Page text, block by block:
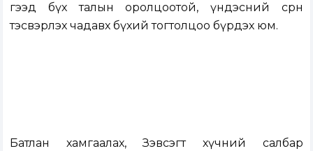
гээд бүх талын оролцоотой, үндэсний сөрөн
тэсвэрлэх чадавх бүхий тогтолцоо бүрдэх юм.
Батлан хамгаалах, Зэвсэгт хүчний салбар